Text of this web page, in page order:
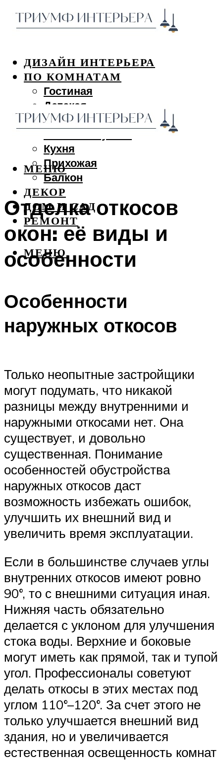
ДИЗАЙН ИНТЕРЬЕРА
ПО КОМНАТАМ
Гостиная
Детская
Спальня
Кухня
Прихожая
Балкон
ДЕКОР
ДОМ И САД
РЕМОНТ
МЕНЮ
МЕНЮ
Отделка откосов
окон: её виды и
особенности
Особенности
наружных откосов
Только неопытные застройщики
могут подумать, что никакой
разницы между внутренними и
наружными откосами нет. Она
существует, и довольно
существенная. Понимание
особенностей обустройства
наружных откосов даст
возможность избежать ошибок,
улучшить их внешний вид и
увеличить время эксплуатации.
Если в большинстве случаев углы
внутренних откосов имеют ровно
90°, то с внешними ситуация иная.
Нижняя часть обязательно
делается с уклоном для улучшения
стока воды. Верхние и боковые
могут иметь как прямой, так и тупой
угол. Профессионалы советуют
делать откосы в этих местах под
углом 110°–120°. За счет этого не
только улучшается внешний вид
здания, но и увеличивается
естественная освещенность комнат